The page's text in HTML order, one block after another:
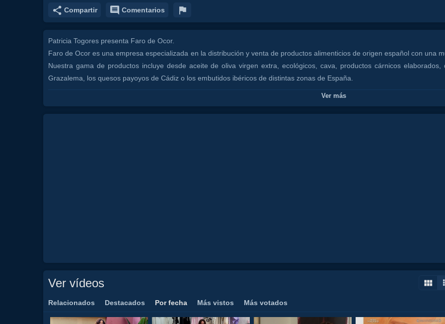
Compartir Comentarios
Patricia Togores presenta Faro de Ocor.
Faro de Ocor es una empresa especializada en la distribución y venta de productos alimenticios de origen español con una
Nuestra gama de productos incluye desde aceite de oliva virgen extra, ecológicos, cava, productos cárnicos
Grazalema, los quesos payoyos de Cádiz o los embutidos ibéricos de distintas zonas de España.
nosotros porque seria algo privado solo 1 mesa de 2 a 8 comensales.
Ver más
Ver vídeos
Relacionados Destacados Por fecha Más vistos Más votados